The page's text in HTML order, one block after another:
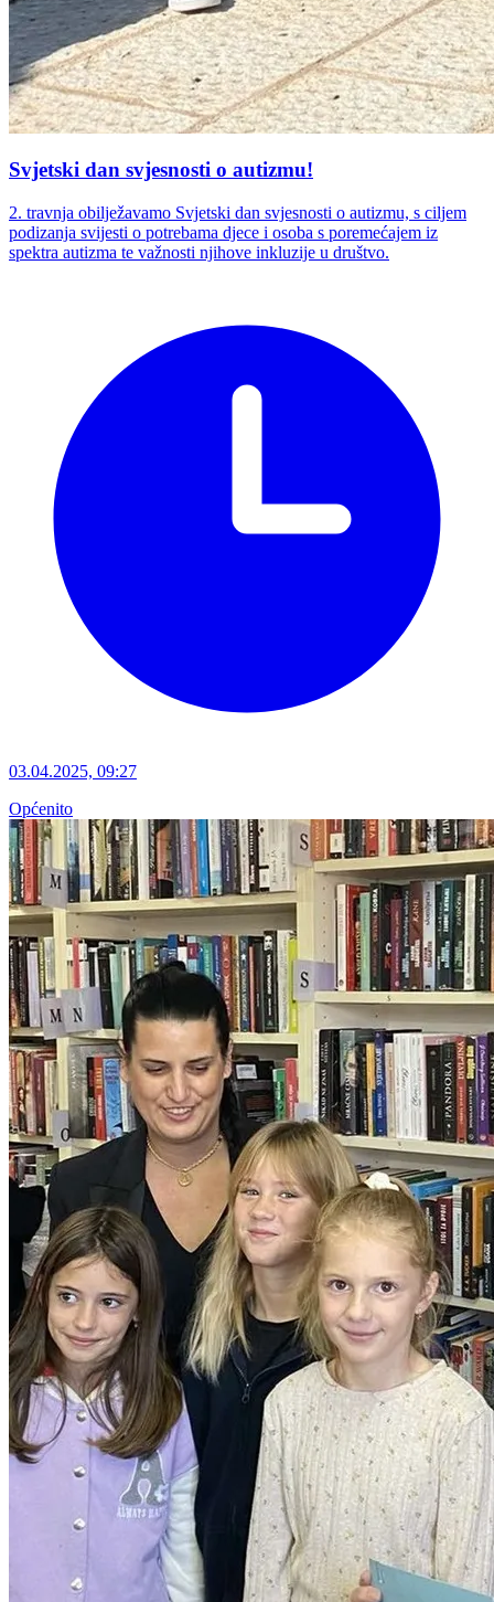
Svjetski dan svjesnosti o autizmu!
2. travnja obilježavamo Svjetski dan svjesnosti o autizmu, s ciljem
podizanja svijesti o potrebama djece i osoba s poremećajem iz
spektra autizma te važnosti njihove inkluzije u društvo.
03.04.2025, 09:27
Općenito